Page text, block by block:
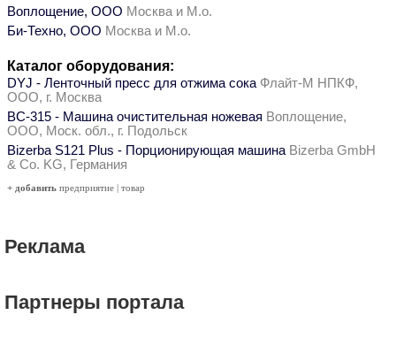
Воплощение, ООО Москва и М.о.
Би-Техно, ООО Москва и М.о.
Каталог оборудования:
DYJ - Ленточный пресс для отжима сока Флайт-М НПКФ,
ООО, г. Москва
ВС-315 - Машина очистительная ножевая Воплощение,
ООО, Моск. обл., г. Подольск
Bizerba S121 Plus - Порционирующая машина Bizerba GmbH
& Co. KG, Германия
+ добавить предприятие | товар
Реклама
Партнеры портала